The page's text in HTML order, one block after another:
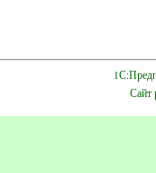
Сайт